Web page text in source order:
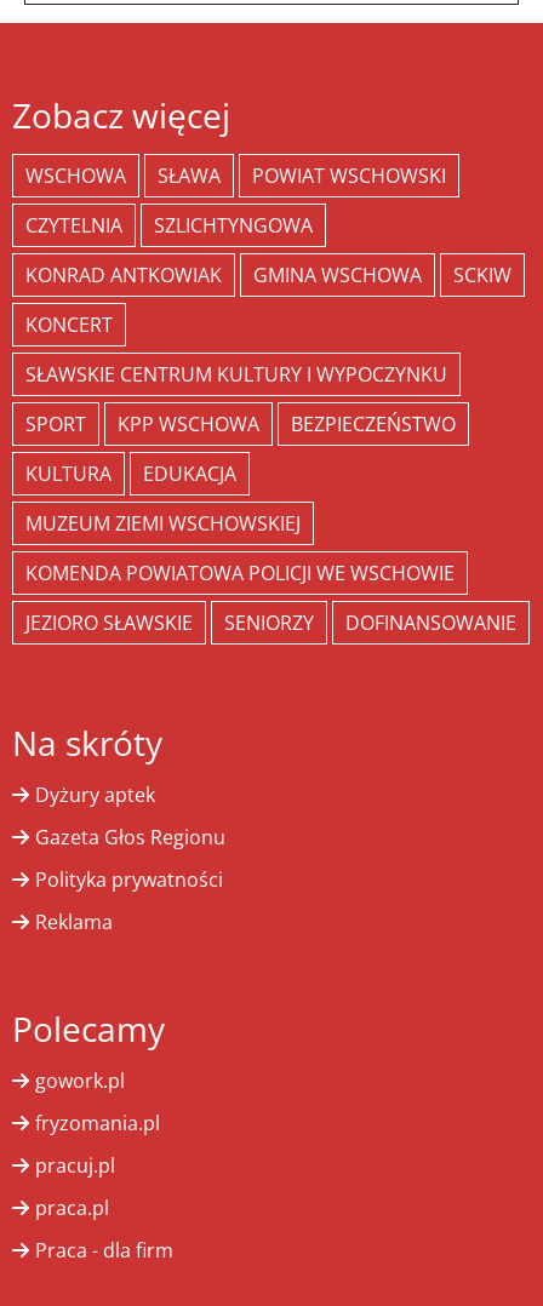
Zobacz więcej
WSCHOWA SŁAWA
POWIAT WSCHOWSKI
CZYTELNIA
SZLICHTYNGOWA
KONRAD ANTKOWIAK
GMINA WSCHOWA
SCKIW
KONCERT
SŁAWSKIE CENTRUM KULTURY I WYPOCZYNKU
SPORT
KPP WSCHOWA
BEZPIECZEŃSTWO
KULTURA
EDUKACJA
MUZEUM ZIEMI WSCHOWSKIEJ
KOMENDA POWIATOWA POLICJI WE WSCHOWIE
JEZIORO SŁAWSKIE
SENIORZY DOFINANSOWANIE
Na skróty
Dyżury aptek
Gazeta Głos Regionu
Polityka prywatności
Reklama
Polecamy
gowork.pl
fryzomania.pl
pracuj.pl
praca.pl
Praca - dla firm